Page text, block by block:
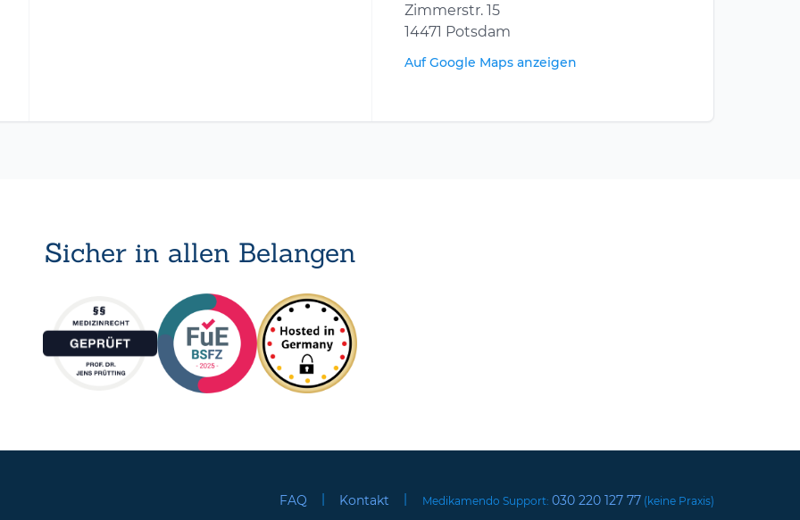
Zimmerstr. 15
14471 Potsdam
Auf Google Maps anzeigen
Sicher in allen Belangen
FAQ | Kontakt | Medikamendo Support: 030 220 127 77 (keine Praxis)